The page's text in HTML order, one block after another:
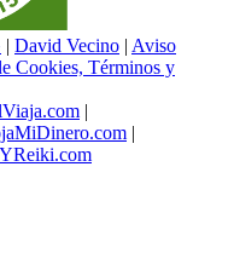
| David Vecino | Aviso
Cookies, Términos y
|
|